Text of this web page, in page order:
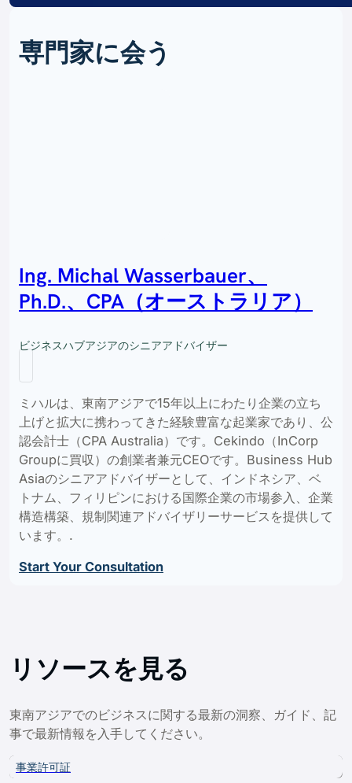
専門家に会う
Ing. Michal Wasserbauer、
Ph.D.、CPA（オーストラリア）
ビジネスハブアジアのシニアアドバイザー
ミハルは、東南アジアで15年以上にわたり企業の立ち
上げと拡大に携わってきた経験豊富な起業家であり、公
認会計士（CPA Australia）です。Cekindo（InCorp
Groupに買収）の創業者兼元CEOです。Business Hub
Asiaのシニアアドバイザーとして、インドネシア、ベ
トナム、フィリピンにおける国際企業の市場参入、企業
構造構築、規制関連アドバイザリーサービスを提供して
います。.
Start Your Consultation
リソースを見る
東南アジアでのビジネスに関する最新の洞察、ガイド、記
事で最新情報を入手してください。
事業許可証